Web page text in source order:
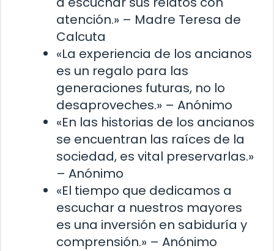
atención.» – Madre Teresa de
Calcuta
«La experiencia de los ancianos
es un regalo para las
generaciones futuras, no lo
desaproveches.» – Anónimo
«En las historias de los ancianos
se encuentran las raíces de la
sociedad, es vital preservarlas.»
– Anónimo
«El tiempo que dedicamos a
escuchar a nuestros mayores
es una inversión en sabiduría y
comprensión.» – Anónimo